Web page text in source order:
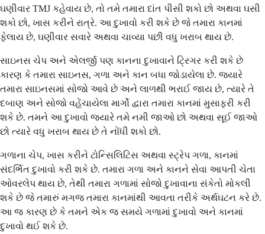
ઘણીવાર TMJ કહેવાય છે, તો તમે તમારા દાંત પીસી શકો છો અથવા ઘસી
શકો છો, ખાસ કરીને રાત્રે. આ દુખાવો કરી શકે છે જે તમારા કાનમાં
ફેલાય છે, ઘણીવાર સવારે અથવા ચાવ્યા પછી વધુ ખરાબ થાય છે.
સાઇનસ ચેપ અને એલર્જી પણ કાનના દુખાવાને ટ્રિગર કરી શકે છે
કારણ કે તમારા સાઇનસ, ગળા અને કાન બધા જોડાયેલા છે. જ્યારે
તમારા સાઇનસમાં સોજો આવે છે અને લાળથી ભરાઈ જાય છે, ત્યારે તે
દબાણ અને સોજો વહેંચાયેલા માર્ગો દ્વારા તમારા કાનમાં મુસાફરી કરી
શકે છે. તમને આ દુખાવો જ્યારે તમે નમી જાઓ છો અથવા સૂઈ જાઓ
છો ત્યારે વધુ ખરાબ થાય છે તે નોંધી શકો છો.
ગળાના ચેપ, ખાસ કરીને ટોન્સિલિટિસ અથવા સ્ટ્રેપ ગળા, કાનમાં
સંદર્ભિત દુખાવો કરી શકે છે. તમારા ગળા અને કાનને સેવા આપતી ચેતા
ઓવરલેપ થાય છે, તેથી તમારા ગળામાં સોજો દુખાવાના સંકેતો મોકલી
શકે છે જે તમારું મગજ તમારા કાનમાંથી આવતા તરીકે અર્થઘટન કરે છે.
આ જ કારણ છે કે તમને એક જ સમયે ગળામાં દુખાવો અને કાનમાં
દુખાવો થઈ શકે છે.